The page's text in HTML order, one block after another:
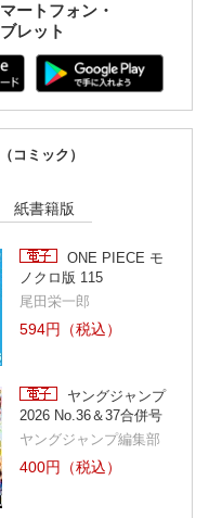
ートフォン・
レット
コミック）
紙書籍版
ONE PIECE モ
ノクロ版 115
尾田栄一郎
594円（税込）
ヤングジャンプ
2026 No.36＆37合併号
ヤングジャンプ編集部
400円（税込）